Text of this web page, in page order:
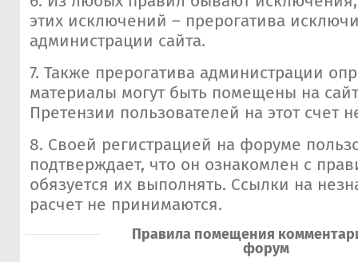
этих исключений – прерогатива
администрации сайта.
7. Также прерогатива администрации
материалы могут быть помещены на
Претензии пользователей на этот счет
8. Своей регистрацией на форуме
подтверждает, что он ознакомлен с
обязуется их выполнять. Ссылки на
расчет не принимаются.
Правила помещения
форум